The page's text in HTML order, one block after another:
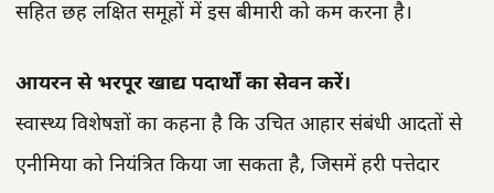
सहित छह लक्षित समूहों में इस बीमारी को कम करना है।
आयरन से भरपूर खाद्य पदार्थों का सेवन करें।
स्वास्थ्य विशेषज्ञों का कहना है कि उचित आहार संबंधी आदतों से
एनीमिया को नियंत्रित किया जा सकता है, जिसमें हरी पत्तेदार